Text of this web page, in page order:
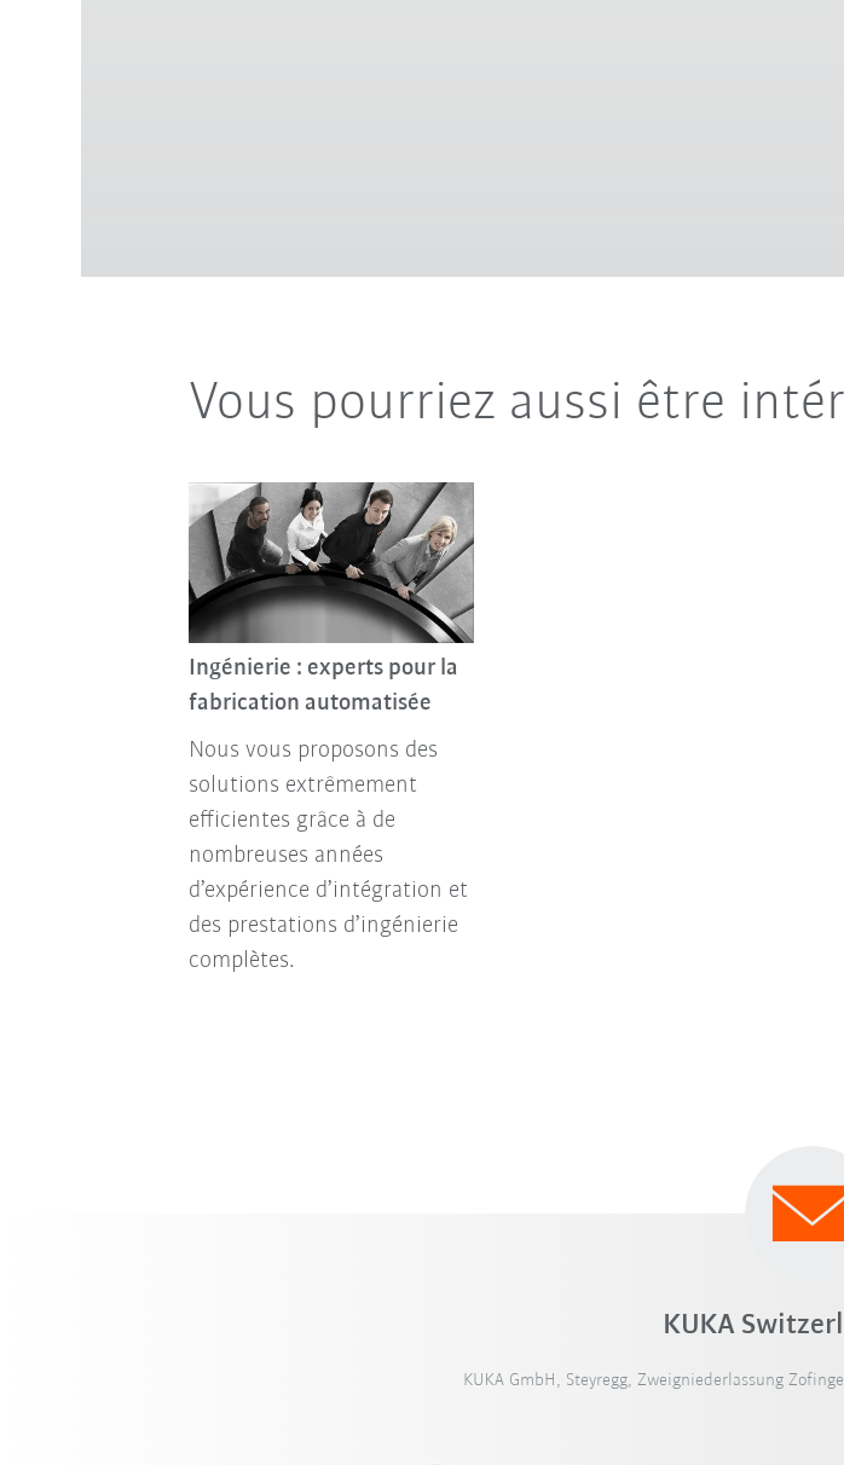
Vous pourriez aussi être
Ingénierie : experts pour la
fabrication automatisée
Nous vous proposons des
solutions extrêmement
efficientes grâce à de
nombreuses années
d’expérience d’intégration et
des prestations d’ingénierie
complètes.
KUKA
KUKA GmbH, Steyregg, Zweigniederlassung